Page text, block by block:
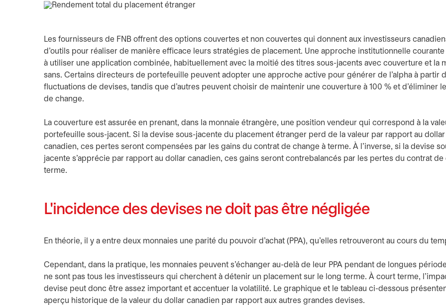
Les fournisseurs de FNB offrent des options couvertes et non couvertes qui donnent aux investisseurs
d'outils pour réaliser de manière efficace leurs stratégies de placement. Une approche institutionnelle courante
à utiliser une application combinée, habituellement avec la moitié des titres sous-jacents avec couverture et la
sans. Certains directeurs de portefeuille peuvent adopter une approche active pour générer de l'alpha à partir
fluctuations de devises, tandis que d'autres peuvent choisir de maintenir une couverture à 100 % et d'éliminer
de change.
La couverture est assurée en prenant, dans la monnaie étrangère, une position vendeur qui correspond à la
portefeuille sous-jacent. Si la devise sous-jacente du placement étranger perd de la valeur par rapport au dollar
canadien, ces pertes seront compensées par les gains du contrat de change à terme. À l'inverse, si la devise
jacente s'apprécie par rapport au dollar canadien, ces gains seront contrebalancés par les pertes du contrat de
terme.
L'incidence des devises ne doit pas être négligée
En théorie, il y a entre deux monnaies une parité du pouvoir d'achat (PPA), qu'elles retrouveront au cours du
Cependant, dans la pratique, les monnaies peuvent s'échanger au-delà de leur PPA pendant de longues
ne sont pas tous les investisseurs qui cherchent à détenir un placement sur le long terme. À court terme,
devise peut donc être assez important et accentuer la volatilité. Le graphique et le tableau ci-dessous
aperçu historique de la valeur du dollar canadien par rapport aux autres grandes devises.